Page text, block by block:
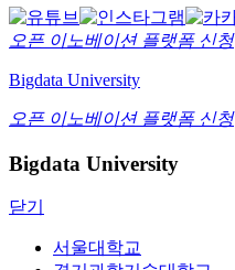
오픈 이노베이션 플랫폼 신청
Bigdata University
오픈 이노베이션 플랫폼 신청
Bigdata University
닫기
서울대학교